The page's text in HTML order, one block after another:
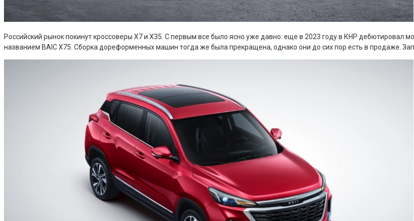
Российский рынок покинут кроссоверы X7 и X35. С первым все было ясно уже давно: еще в 2023 году в КНР дебютировал
названием BAIC X75. Сборка дореформенных машин тогда же была прекращена, однако они до сих пор есть в продаже.